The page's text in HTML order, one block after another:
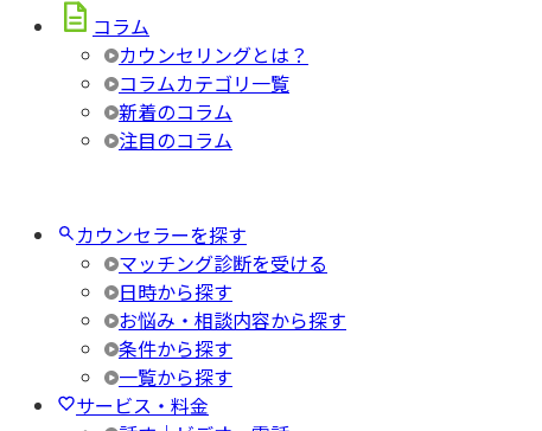
コラム
カウンセリングとは？
コラムカテゴリ一覧
新着のコラム
注目のコラム
カウンセラーを探す
マッチング診断を受ける
日時から探す
お悩み・相談内容から探す
条件から探す
一覧から探す
サービス・料金